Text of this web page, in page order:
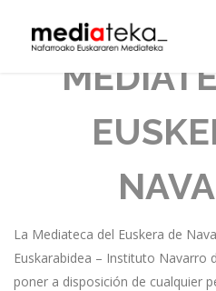
La Mediateca del Euskera de
Euskarabidea – Instituto Navarro
poner a disposición de cualquier